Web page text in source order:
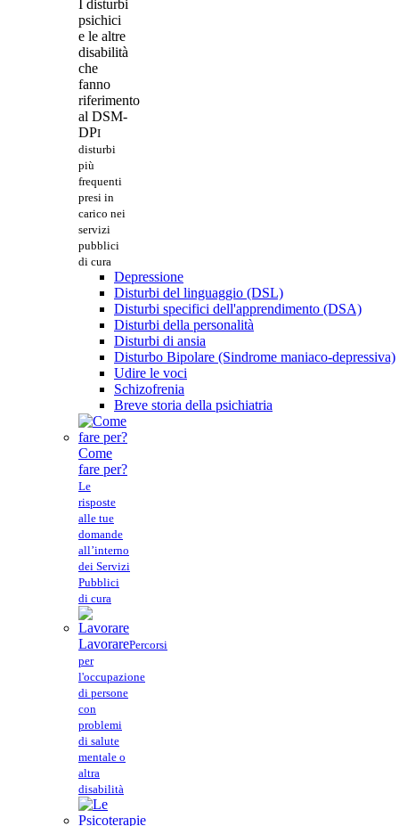
I disturbi
psichici
e le altre
disabilità
che
fanno
riferimento
al DSM-
DPI
disturbi
più
frequenti
presi in
carico nei
servizi
pubblici
di cura
Depressione
Disturbi del linguaggio (DSL)
Disturbi specifici dell'apprendimento (DSA)
Disturbi della personalità
Disturbi di ansia
Disturbo Bipolare (Sindrome maniaco-depressiva)
Udire le voci
Schizofrenia
Breve storia della psichiatria
Come
fare per?
Le
risposte
alle tue
domande
all’interno
dei Servizi
Pubblici
di cura
LavorarePercorsi
per
l'occupazione
di persone
con
problemi
di salute
mentale o
altra
disabilità